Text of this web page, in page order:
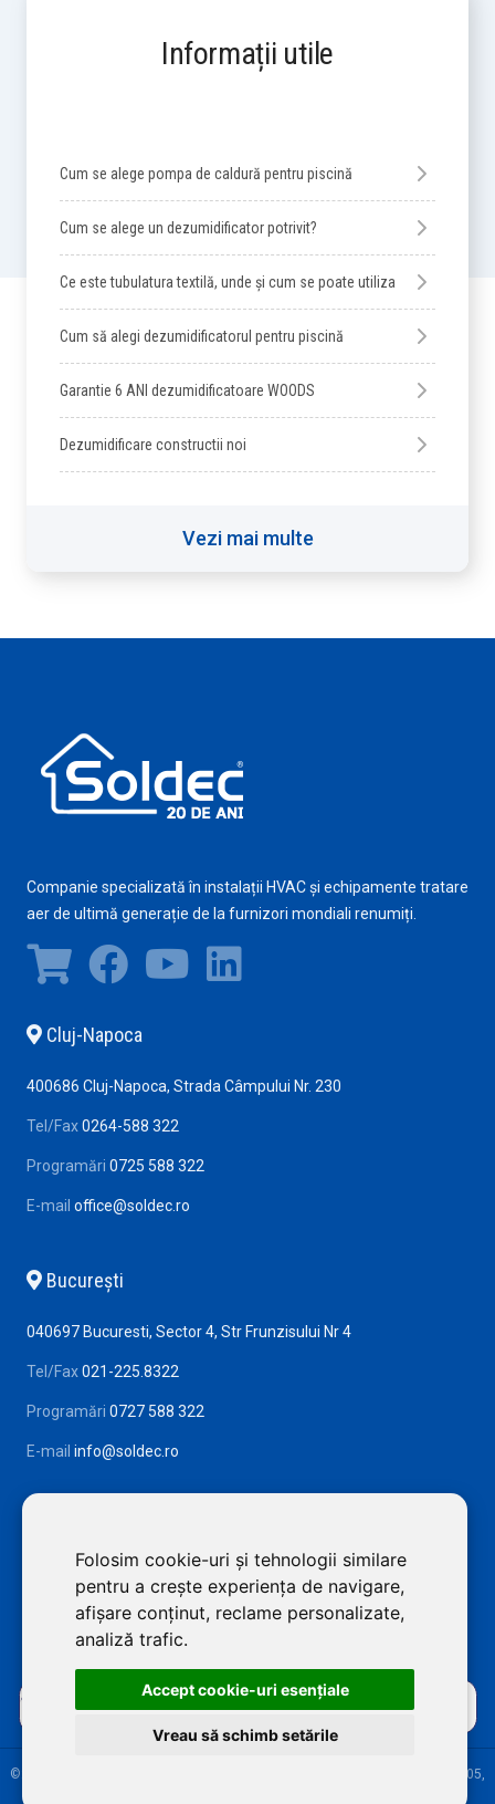
Folosim cookie-uri și tehnologii similare
pentru a crește experiența de navigare,
afișare conținut, reclame personalizate,
analiză trafic.
Accept cookie-uri esenţiale
Vreau să schimb setările
Informații utile
Cum se alege pompa de caldură pentru piscină
Cum se alege un dezumidificator potrivit?
Ce este tubulatura textilă, unde și cum se poate utiliza
Cum să alegi dezumidificatorul pentru piscină
Garantie 6 ANI dezumidificatoare WOODS
Dezumidificare constructii noi
Vezi mai multe
Companie specializată în instalații HVAC și echipamente tratare
aer de ultimă generație de la furnizori mondiali renumiți.
Cluj-Napoca
400686 Cluj-Napoca, Strada Câmpului Nr. 230
Tel/Fax0264-588 322
Programări 0725 588 322
E-mail office@soldec.ro
Bucureşti
040697 Bucuresti, Sector 4, Str Frunzisului Nr 4
Tel/Fax021-225.8322
Programări 0727 588 322
E-mail info@soldec.ro
©2026 SOLDEC SRL Toate drepturile rezervate. RO18226257, J12/4355/2005,